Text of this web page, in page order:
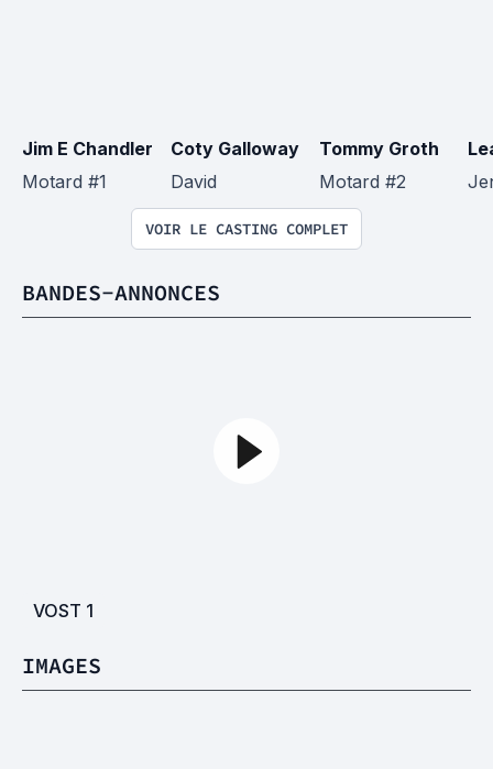
Jim E Chandler
Motard #1
Coty Galloway
David
Tommy Groth
Motard #2
VOIR LE CASTING COMPLET
BANDES-ANNONCES
VOST 1
IMAGES